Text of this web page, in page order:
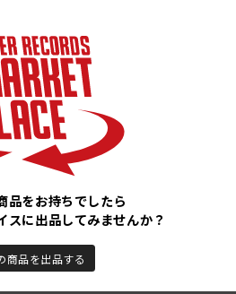
品をお持ちでしたら
スに出品してみませんか？
商品を出品する